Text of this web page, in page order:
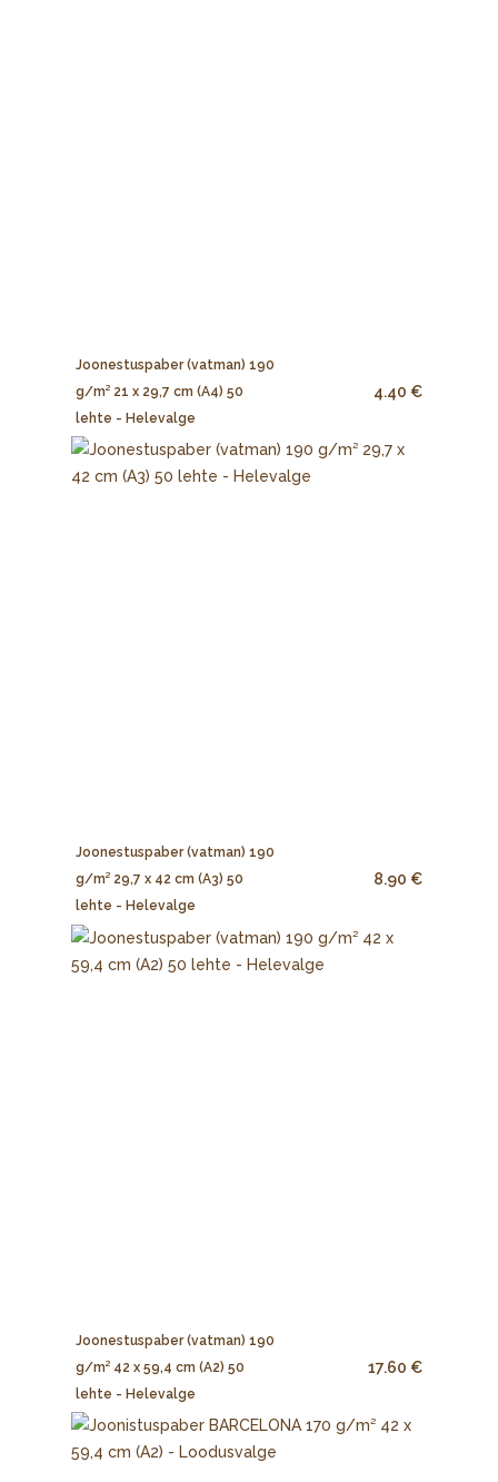
Joonestuspaber (vatman) 190
g/m² 21 x 29,7 cm (A4) 50
lehte - Helevalge
4.40 €
Joonestuspaber (vatman) 190
g/m² 29,7 x 42 cm (A3) 50
lehte - Helevalge
8.90 €
Joonestuspaber (vatman) 190
g/m² 42 x 59,4 cm (A2) 50
lehte - Helevalge
17.60 €